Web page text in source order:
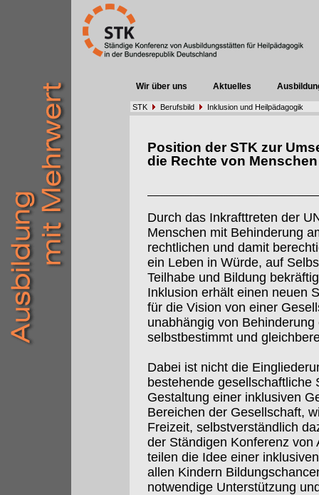
Wir über uns Aktuelles
STK Berufsbild Inklusion und Heilpädagogik
Position der STK zur
die Rechte von
Durch das Inkrafttreten der
Menschen mit Behinderung
rechtlichen und damit
ein Leben in Würde, auf
Teilhabe und Bildung
Inklusion erhält einen neuen
für die Vision von einer
unabhängig von
selbstbestimmt und
Dabei ist nicht die
bestehende gesellschaftliche
Gestaltung einer inklusiven
Bereichen der Gesellschaft,
Freizeit, selbstverständlich
der Ständigen Konferenz
teilen die Idee einer
allen Kindern
notwendige Unterstützung